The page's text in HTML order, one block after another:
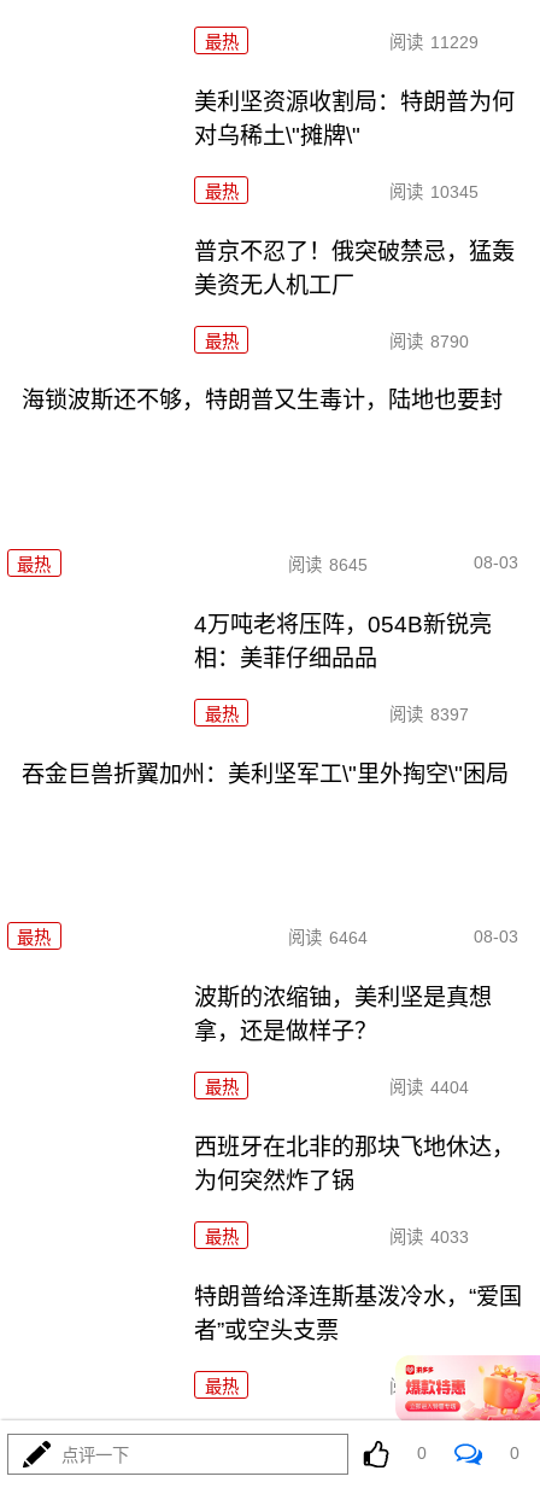
最热 阅读 11229
美利坚资源收割局：特朗普为何
对乌稀土\"摊牌\"
最热 阅读 10345
普京不忍了！俄突破禁忌，猛轰
美资无人机工厂
最热 阅读 8790
海锁波斯还不够，特朗普又生毒计，陆地也要封
最热 阅读 8645 08-03
4万吨老将压阵，054B新锐亮
相：美菲仔细品品
最热 阅读 8397
吞金巨兽折翼加州：美利坚军工\"里外掏空\"困局
最热 阅读 6464 08-03
波斯的浓缩铀，美利坚是真想
拿，还是做样子？
最热 阅读 4404
西班牙在北非的那块飞地休达，
为何突然炸了锅
最热 阅读 4033
特朗普给泽连斯基泼冷水，“爱国
者”或空头支票
最热 阅读 3669
这事要干了，不但中东要爆，世
界都得要爆了！
点评一下 0 0